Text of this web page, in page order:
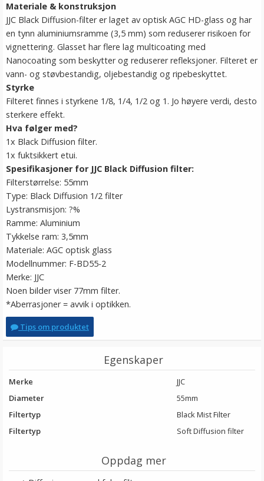
Materiale & konstruksjon
JJC Black Diffusion-filter er laget av optisk AGC HD-glass og har
en tynn aluminiumsramme (3,5 mm) som reduserer risikoen for
vignettering. Glasset har flere lag multicoating med
Nanocoating som beskytter og reduserer refleksjoner. Filteret er
vann- og støvbestandig, oljebestandig og ripebeskyttet.
Styrke
Filteret finnes i styrkene 1/8, 1/4, 1/2 og 1. Jo høyere verdi, desto
sterkere effekt.
Hva følger med?
1x Black Diffusion filter.
1x fuktsikkert etui.
Spesifikasjoner for JJC Black Diffusion filter:
Filterstørrelse: 55mm
Type: Black Diffusion 1/2 filter
Lystransmisjon: ?%
Ramme: Aluminium
Tykkelse ram: 3,5mm
Materiale: AGC optisk glass
Modellnummer: F-BD55-2
Merke: JJC
Noen bilder viser 77mm filter.
*Aberrasjoner = avvik i optikken.
Tips om produktet
Egenskaper
Merke
JJC
Diameter
55mm
Filtertyp
Black Mist Filter
Filtertyp
Soft Diffusion filter
Oppdag mer